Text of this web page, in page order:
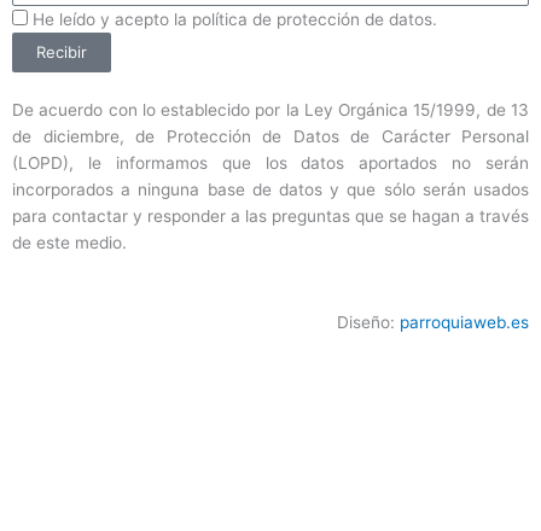
ProteccionDatos
He leído y acepto la política de protección de datos.
Recibir
De acuerdo con lo establecido por la Ley Orgánica 15/1999, de 13
de diciembre, de Protección de Datos de Carácter Personal
(LOPD), le informamos que los datos aportados no serán
incorporados a ninguna base de datos y que sólo serán usados
para contactar y responder a las preguntas que se hagan a través
de este medio.
Diseño: parroquiaweb.es